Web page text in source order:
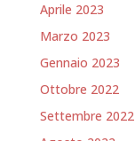
Aprile 2023
Marzo 2023
Gennaio 2023
Ottobre 2022
Settembre 2022